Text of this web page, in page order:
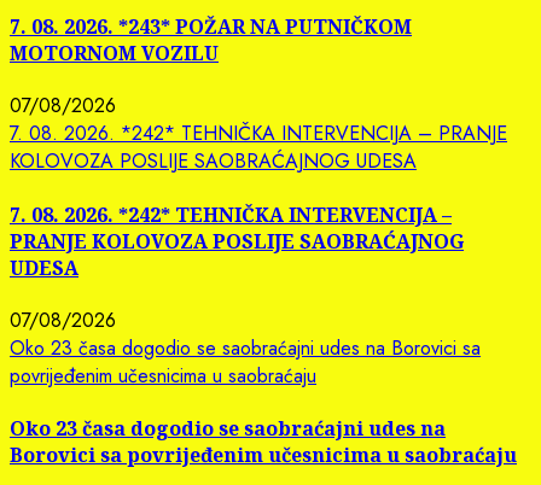
7. 08. 2026. *243* POŽAR NA PUTNIČKOM
MOTORNOM VOZILU
07/08/2026
7. 08. 2026. *242* TEHNIČKA INTERVENCIJA – PRANJE
KOLOVOZA POSLIJE SAOBRAĆAJNOG UDESA
7. 08. 2026. *242* TEHNIČKA INTERVENCIJA –
PRANJE KOLOVOZA POSLIJE SAOBRAĆAJNOG
UDESA
07/08/2026
Oko 23 časa dogodio se saobraćajni udes na Borovici sa
povrijeđenim učesnicima u saobraćaju
Oko 23 časa dogodio se saobraćajni udes na
Borovici sa povrijeđenim učesnicima u saobraćaju